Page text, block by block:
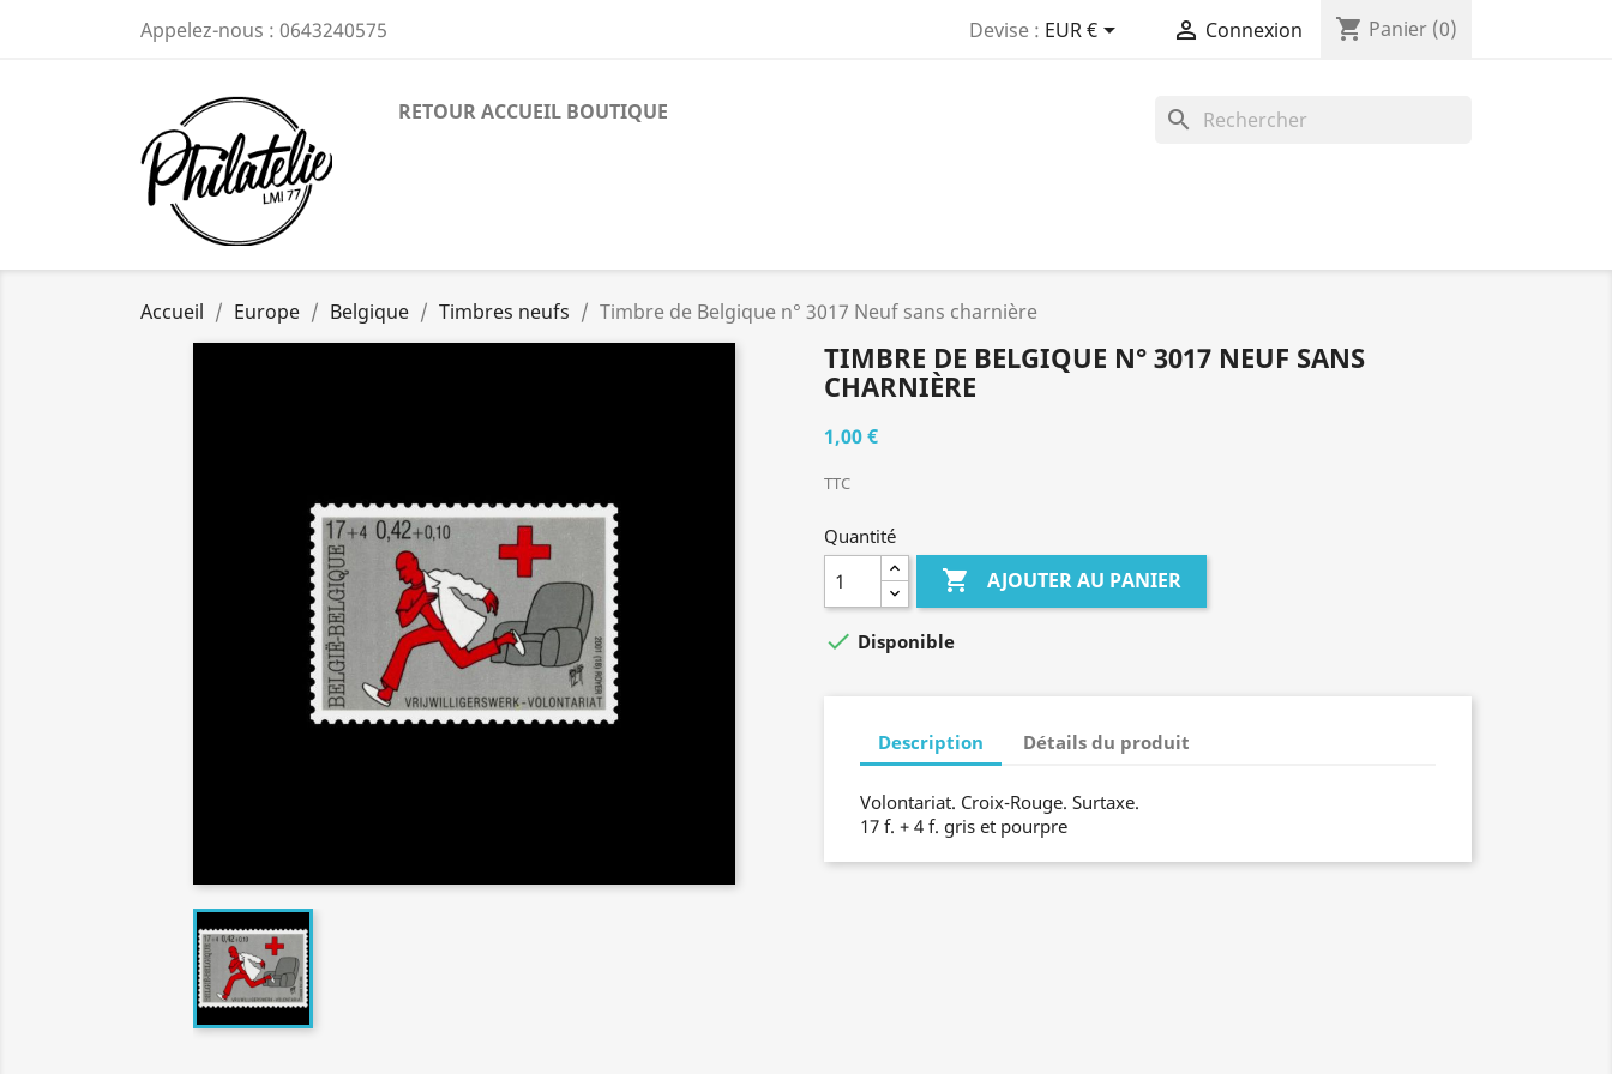
Appelez-nous : 0643240575 Devise : EUR €  Connexion shopping_cart Panier (0)
RETOUR ACCUEIL BOUTIQUE search
Accueil Europe Belgique Timbres neufs Timbre de Belgique n° 3017 Neuf sans charnière
TIMBRE DE BELGIQUE N° 3017 NEUF SANS
CHARNIÈRE
1,00 €
TTC
Quantité
 AJOUTER AU PANIER
 Disponible
Description Détails du produit
Volontariat. Croix-Rouge. Surtaxe.
17 f. + 4 f. gris et pourpre